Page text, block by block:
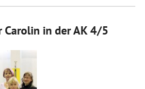
Carolin in der AK 4/5